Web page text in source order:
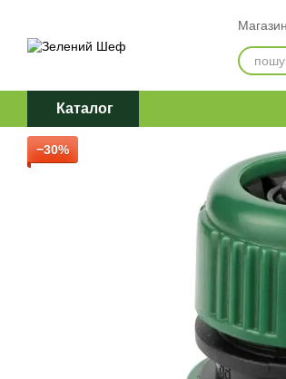
Магазин
Каталог
−30%